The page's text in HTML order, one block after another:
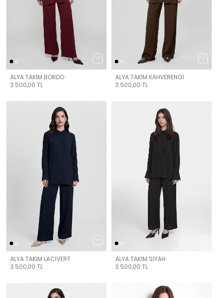
ALYA TAKIM BORDO
3.500,00 TL
ALYA TAKIM KAHVERENGİ
3.500,00 TL
ALYA TAKIM LACİVERT
3.500,00 TL
ALYA TAKIM SİYAH
3.500,00 TL